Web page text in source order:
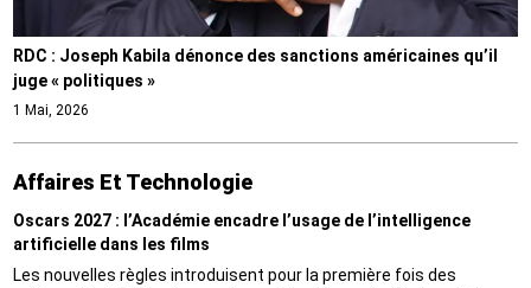
RDC : Joseph Kabila dénonce des sanctions américaines qu’il
juge « politiques »
1 Mai, 2026
Affaires Et Technologie
Oscars 2027 : l’Académie encadre l’usage de l’intelligence
artificielle dans les films
Les nouvelles règles introduisent pour la première fois des